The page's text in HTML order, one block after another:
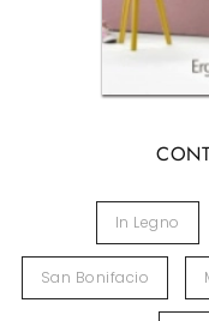
In Legno
San Bonifacio